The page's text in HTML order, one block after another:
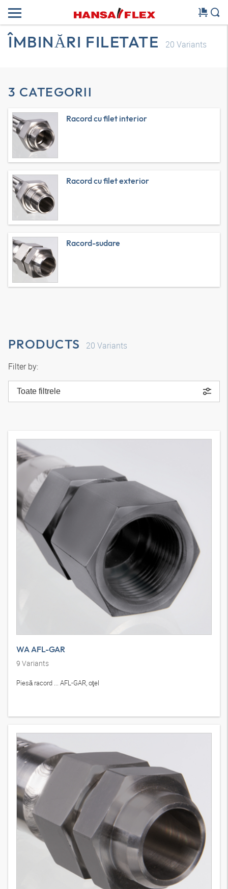
ÎMBINĂRI FILETATE 20 Variants
3 CATEGORII
Racord cu filet interior
Racord cu filet exterior
Racord-sudare
PRODUCTS 20 Variants
Filter by:
Toate filtrele
WA AFL-GAR
9 Variants
Piesă racord ... AFL-GAR, oţel